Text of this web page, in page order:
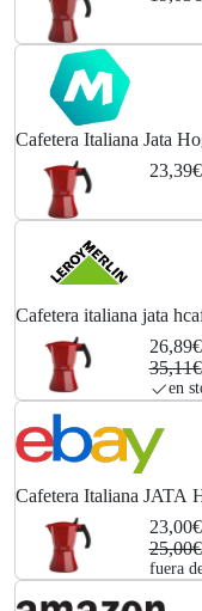
Cafetera Italiana Jata
23,39€
Cafetera italiana jata
26,89€
35,11€
en
Cafetera Italiana JATA
23,00€
25,00€
fuera